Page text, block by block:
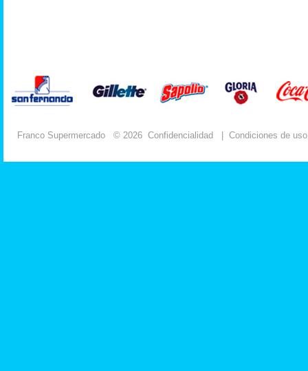
Franco Supermercado © 2026 Confidencialidad Condiciones de uso